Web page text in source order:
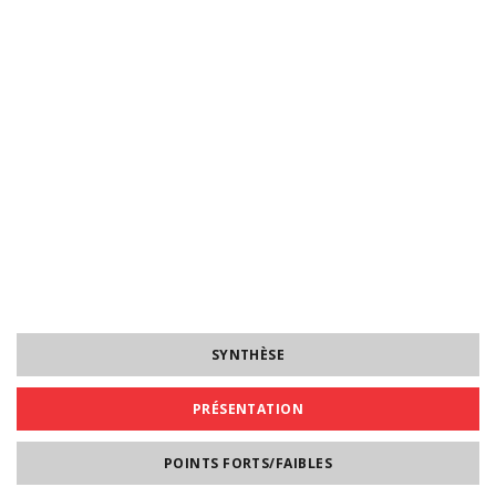
SYNTHÈSE
PRÉSENTATION
POINTS FORTS/FAIBLES